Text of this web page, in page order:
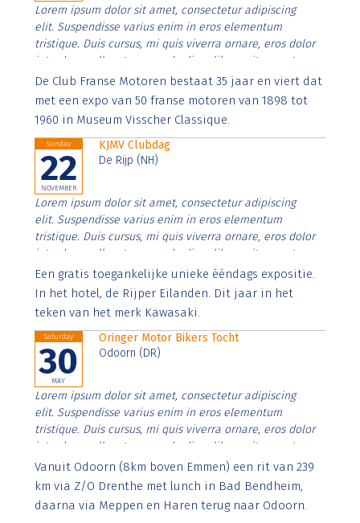
Lorem ipsum dolor sit amet, consectetur adipiscing
elit. Suspendisse varius enim in eros elementum
tristique. Duis cursus, mi quis viverra ornare, eros dolor
interdum nulla, ut commodo diam libero vitae erat.
Aenean faucibus nibh et justo cursus id rutrum lorem
imperdiet. Nunc ut sem vitae risus tristique posuere.
De Club Franse Motoren bestaat 35 jaar en viert dat
met een expo van 50 franse motoren van 1898 tot
1960 in Museum Visscher Classique.
Sunday
22
NOVEMBER
KJMV Clubdag
De Rijp (NH)
Lorem ipsum dolor sit amet, consectetur adipiscing
elit. Suspendisse varius enim in eros elementum
tristique. Duis cursus, mi quis viverra ornare, eros dolor
interdum nulla, ut commodo diam libero vitae erat.
Aenean faucibus nibh et justo cursus id rutrum lorem
imperdiet. Nunc ut sem vitae risus tristique posuere.
Een gratis toegankelijke unieke ééndags expositie.
In het hotel, de Rijper Eilanden. Dit jaar in het
teken van het merk Kawasaki.
Saturday
30
MAY
Oringer Motor Bikers Tocht
Odoorn (DR)
Lorem ipsum dolor sit amet, consectetur adipiscing
elit. Suspendisse varius enim in eros elementum
tristique. Duis cursus, mi quis viverra ornare, eros dolor
interdum nulla, ut commodo diam libero vitae erat.
Aenean faucibus nibh et justo cursus id rutrum lorem
imperdiet. Nunc ut sem vitae risus tristique posuere.
Vanuit Odoorn (8km boven Emmen) een rit van 239
km via Z/O Drenthe met lunch in Bad Bendheim,
daarna via Meppen en Haren terug naar Odoorn.